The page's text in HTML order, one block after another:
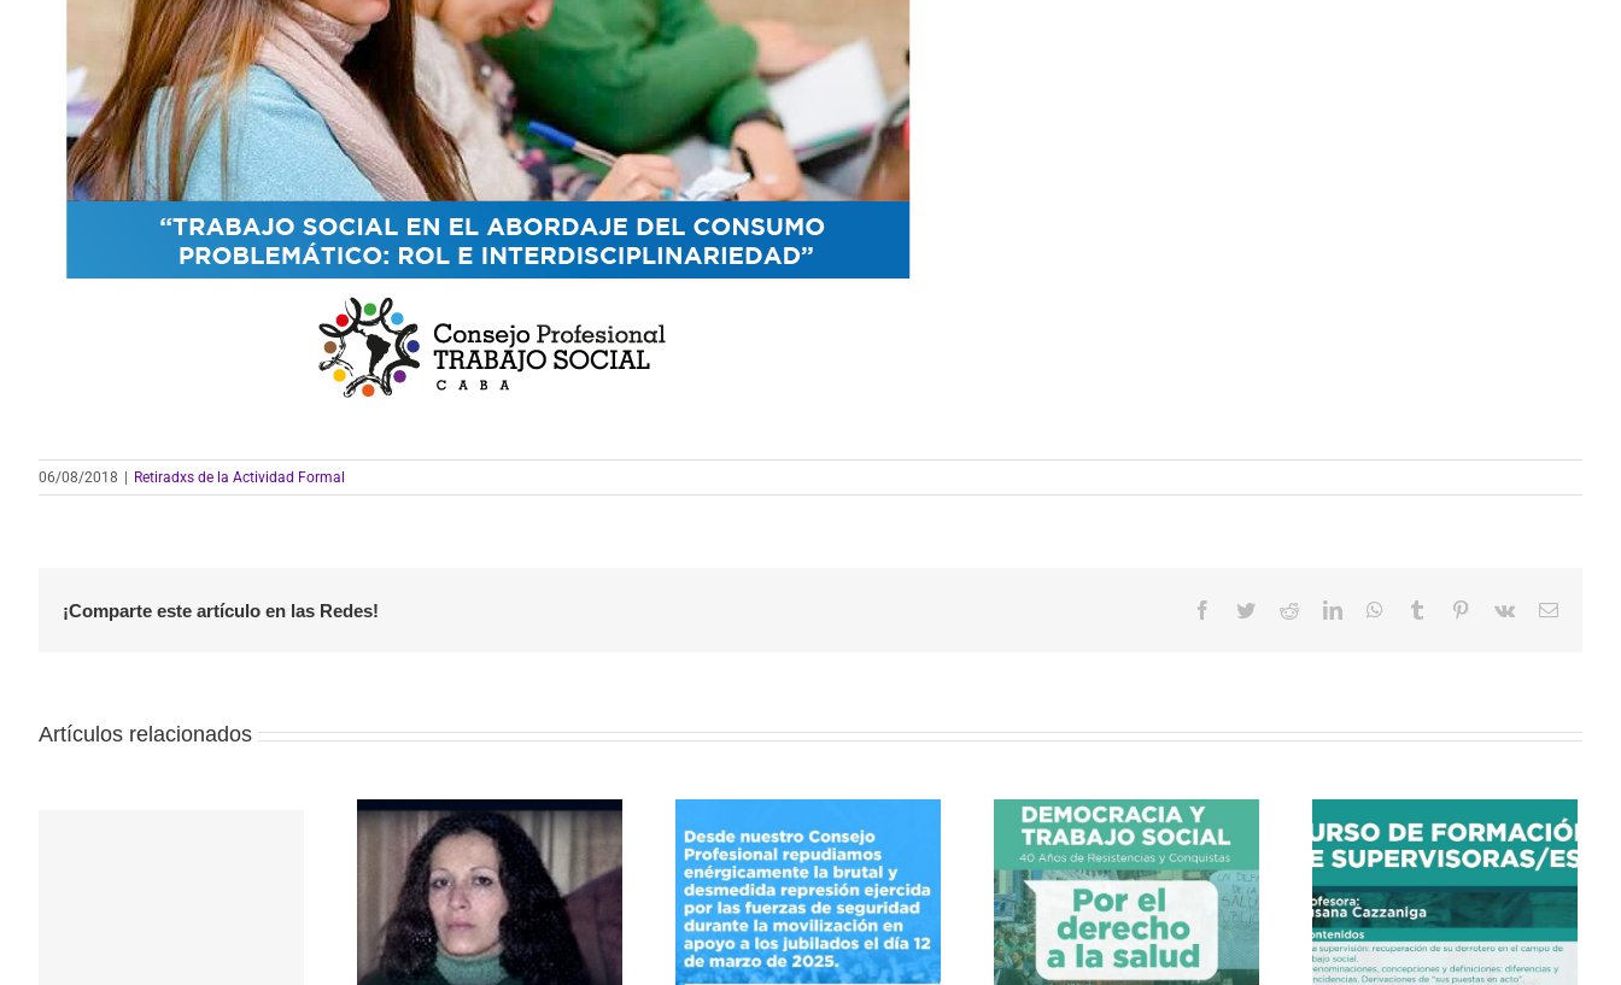
06/08/2018 Retiradxs de la Actividad Formal
¡Comparte este artículo en las Redes! Facebook
TwitterRedditLinkedInWhatsApp
Tumblr Pinterest
Vk
Correo
Artículos relacionados
Repudio a la represión
40 Años de Resistencias
y Conquistas por el
derecho a la salud
CURSO DE FORMACIÓN
DE SUPERVISORAS